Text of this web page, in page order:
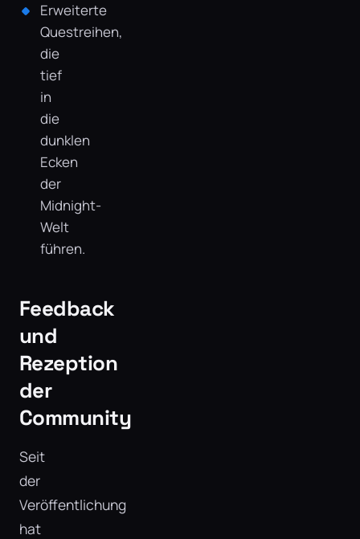
Erweiterte
Questreihen,
die
tief
in
die
dunklen
Ecken
der
Midnight-
Welt
führen.
Feedback
und
Rezeption
der
Community
Seit
der
Veröffentlichung
hat